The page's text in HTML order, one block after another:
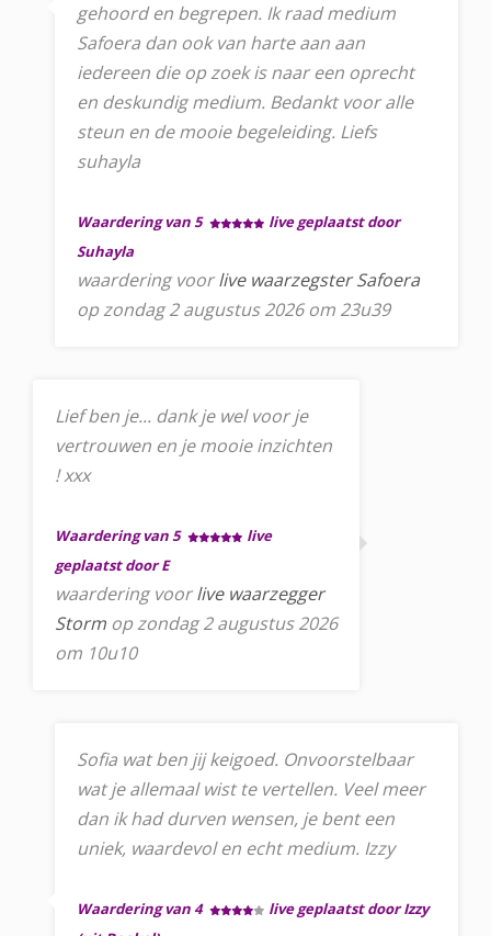
gehoord en begrepen. Ik raad medium
Safoera dan ook van harte aan aan
iedereen die op zoek is naar een oprecht
en deskundig medium. Bedankt voor alle
steun en de mooie begeleiding. Liefs
suhayla
Waardering van 5
live geplaatst door
Suhayla
waardering voorlive waarzegster Safoera
op zondag 2 augustus 2026 om 23u39
Lief ben je... dank je wel voor je
vertrouwen en je mooie inzichten
! xxx
Waardering van 5
live
geplaatst door E
waardering voorlive waarzegger
Storm op zondag 2 augustus 2026
om 10u10
Sofia wat ben jij keigoed. Onvoorstelbaar
wat je allemaal wist te vertellen. Veel meer
dan ik had durven wensen, je bent een
uniek, waardevol en echt medium. Izzy
Waardering van 4
live geplaatst door Izzy